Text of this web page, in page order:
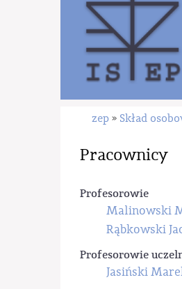
zep » Skład
Pracownicy
Profesorowie
Malinowski
Rąbkowski
Profesorowie
Jasiński